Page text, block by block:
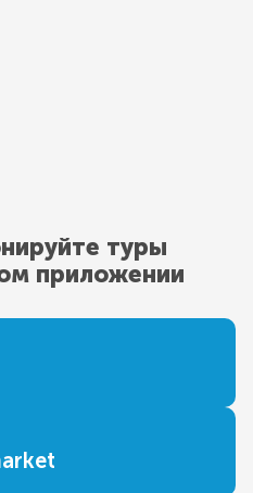
туры
приложении